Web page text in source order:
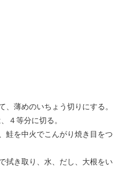
薄めのいちょう切りにする。
４等分に切る。
を中火でこんがり焼き目をつ
き取り、水、だし、大根をい